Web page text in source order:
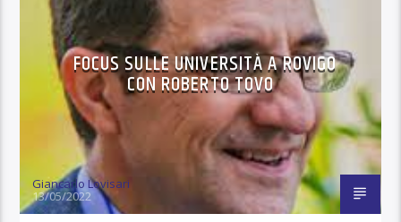
FOCUS SULLE UNIVERSITÀ A ROVIGO
CON ROBERTO TOVO
Giancarlo Lovisari
13/05/2022